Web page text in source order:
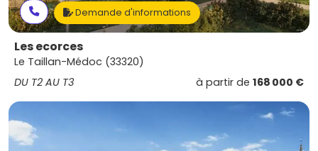
Demande d'informations
Les ecorces
Le Taillan-Médoc (33320)
DU T2 AU T3
à partir de 168 000 €